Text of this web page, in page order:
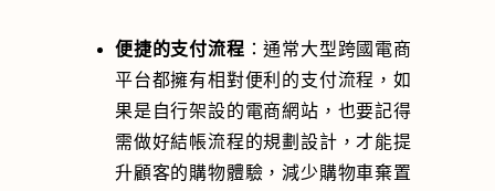
便捷的支付流程 ：通常大型跨國電商
平台都擁有相對便利的支付流程，如
果是自行架設的電商網站，也要記得
需做好結帳流程的規劃設計，才能提
升顧客的購物體驗，減少購物車棄置